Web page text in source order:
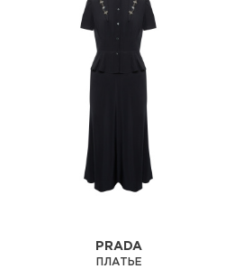
PRADA
ПЛАТЬЕ